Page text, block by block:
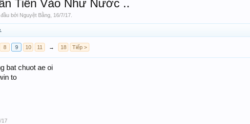
Tiền Vào Như Nước ..
bởi Nguyệt Bằng 16/7/17
8 9 10 11 → 18 Tiếp >
bat chuot ae oi
to
17